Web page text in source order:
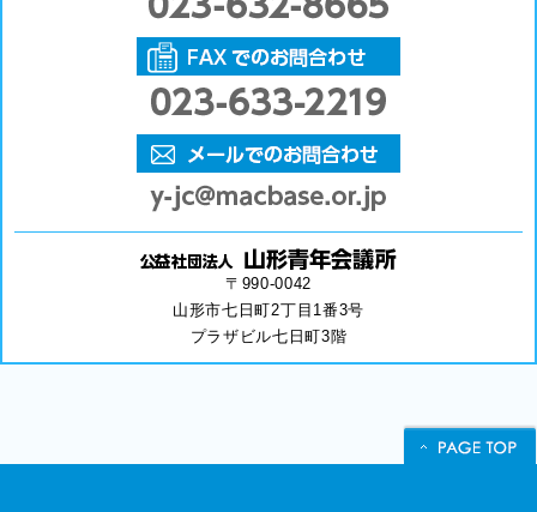
〒990-0042
山形市七日町2丁目1番3号
プラザビル七日町3階